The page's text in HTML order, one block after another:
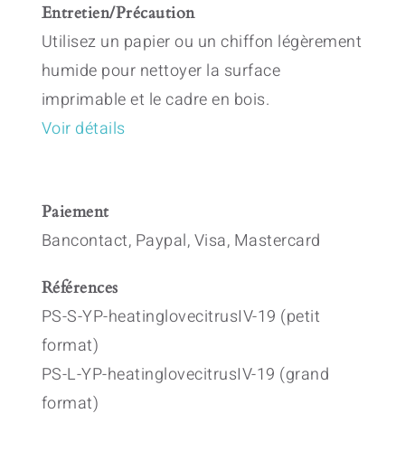
Entretien/Précaution
Utilisez un papier ou un chiffon légèrement
humide pour nettoyer la surface
imprimable et le cadre en bois.
Voir détails
Paiement
Bancontact, Paypal, Visa, Mastercard
Références
PS-S-YP-heatinglovecitrusIV-19 (petit
format)
PS-L-YP-heatinglovecitrusIV-19 (grand
format)